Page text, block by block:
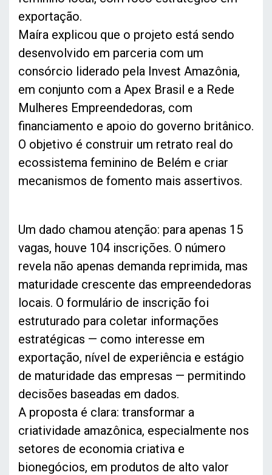
exportação.
Maíra explicou que o projeto está sendo
desenvolvido em parceria com um
consórcio liderado pela Invest Amazônia,
em conjunto com a Apex Brasil e a Rede
Mulheres Empreendedoras, com
financiamento e apoio do governo britânico.
O objetivo é construir um retrato real do
ecossistema feminino de Belém e criar
mecanismos de fomento mais assertivos.
Um dado chamou atenção: para apenas 15
vagas, houve 104 inscrições. O número
revela não apenas demanda reprimida, mas
maturidade crescente das empreendedoras
locais. O formulário de inscrição foi
estruturado para coletar informações
estratégicas — como interesse em
exportação, nível de experiência e estágio
de maturidade das empresas — permitindo
decisões baseadas em dados.
A proposta é clara: transformar a
criatividade amazônica, especialmente nos
setores de economia criativa e
bionegócios, em produtos de alto valor